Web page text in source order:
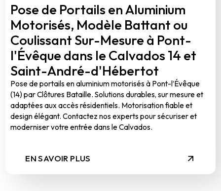
Pose de Portails en Aluminium
Motorisés, Modèle Battant ou
Coulissant Sur-Mesure à Pont-
l'Évêque dans le Calvados 14 et
Saint-André-d'Hébertot
Pose de portails en aluminium motorisés à Pont-l’Évêque
(14) par Clôtures Bataille. Solutions durables, sur mesure et
adaptées aux accès résidentiels. Motorisation fiable et
design élégant. Contactez nos experts pour sécuriser et
moderniser votre entrée dans le Calvados.
EN SAVOIR PLUS